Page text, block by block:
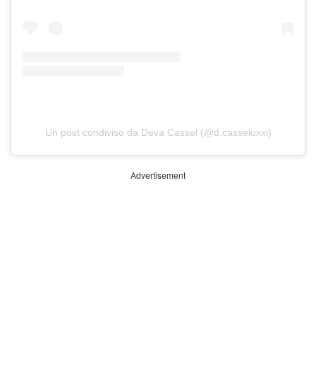
Un post condiviso da Deva Cassel (@d.casseluxxi)
Advertisement